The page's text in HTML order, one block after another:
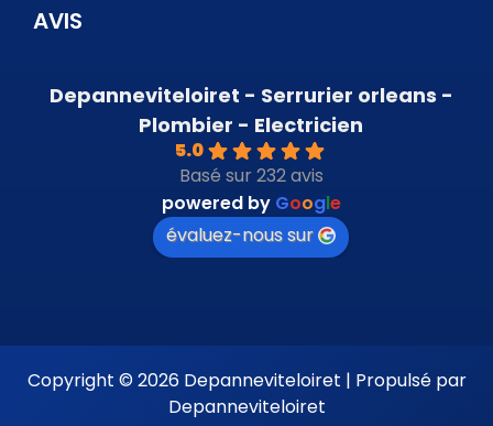
AVIS
Depanneviteloiret - Serrurier orleans -
Plombier - Electricien
5.0
Basé sur 232 avis
powered by Google
évaluez-nous sur
Copyright © 2026 Depanneviteloiret | Propulsé par
Depanneviteloiret